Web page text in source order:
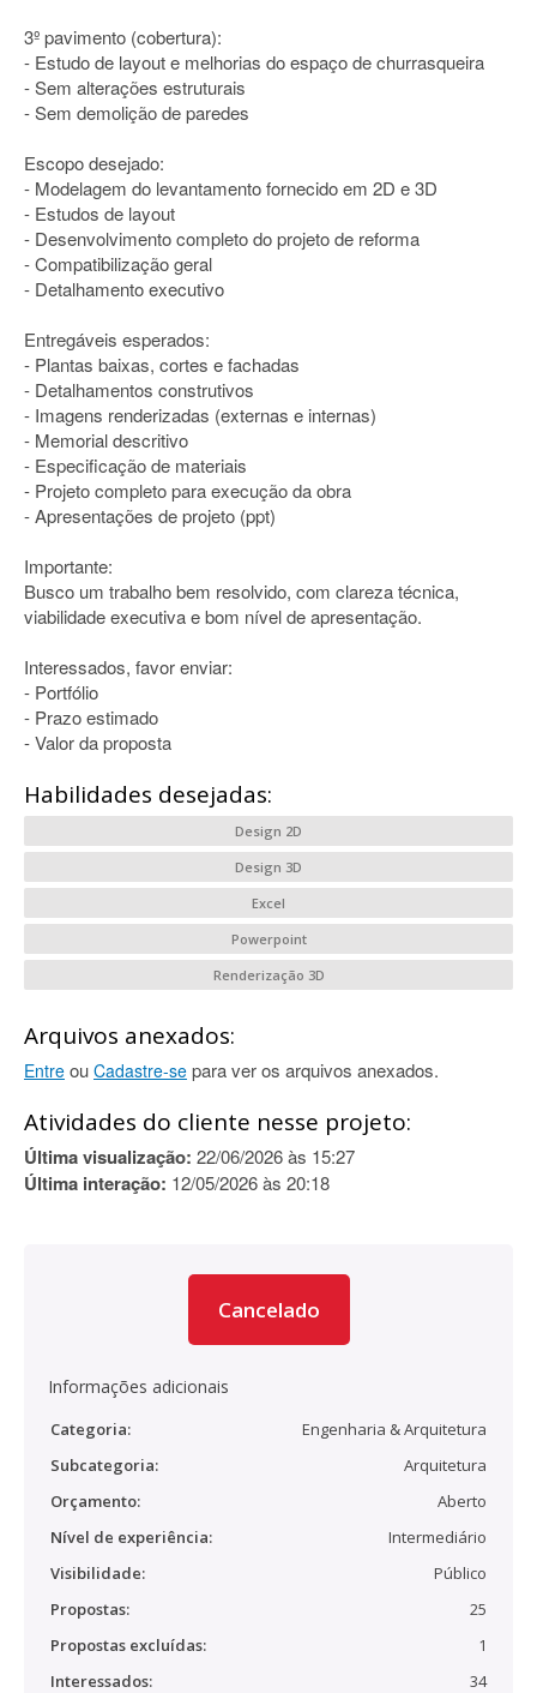
3º pavimento (cobertura):
- Estudo de layout e melhorias do espaço de churrasqueira
- Sem alterações estruturais
- Sem demolição de paredes
Escopo desejado:
- Modelagem do levantamento fornecido em 2D e 3D
- Estudos de layout
- Desenvolvimento completo do projeto de reforma
- Compatibilização geral
- Detalhamento executivo
Entregáveis esperados:
- Plantas baixas, cortes e fachadas
- Detalhamentos construtivos
- Imagens renderizadas (externas e internas)
- Memorial descritivo
- Especificação de materiais
- Projeto completo para execução da obra
- Apresentações de projeto (ppt)
Importante:
Busco um trabalho bem resolvido, com clareza técnica,
viabilidade executiva e bom nível de apresentação.
Interessados, favor enviar:
- Portfólio
- Prazo estimado
- Valor da proposta
Habilidades desejadas:
Design 2D
Design 3D
Excel
Powerpoint
Renderização 3D
Arquivos anexados:
Entre ou Cadastre-se para ver os arquivos anexados.
Atividades do cliente nesse projeto:
Última visualização: 22/06/2026 às 15:27
Última interação: 12/05/2026 às 20:18
Cancelado
Informações adicionais
Categoria:
Engenharia & Arquitetura
Subcategoria:
Arquitetura
Orçamento:
Aberto
Nível de experiência:
Intermediário
Visibilidade:
Público
Propostas:
25
Propostas excluídas:
1
Interessados:
34